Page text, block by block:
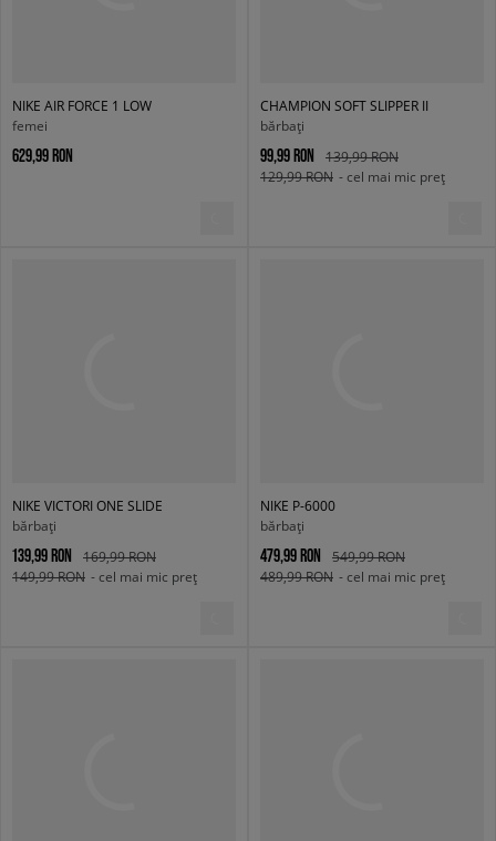
NIKE AIR FORCE 1 LOW
femei
629,99 RON
CHAMPION SOFT SLIPPER II
bărbați
99,99 RON
139,99 RON
129,99 RON - cel mai mic preț
NIKE VICTORI ONE SLIDE
bărbați
139,99 RON
169,99 RON
149,99 RON - cel mai mic preț
NIKE P-6000
bărbați
479,99 RON
549,99 RON
489,99 RON - cel mai mic preț